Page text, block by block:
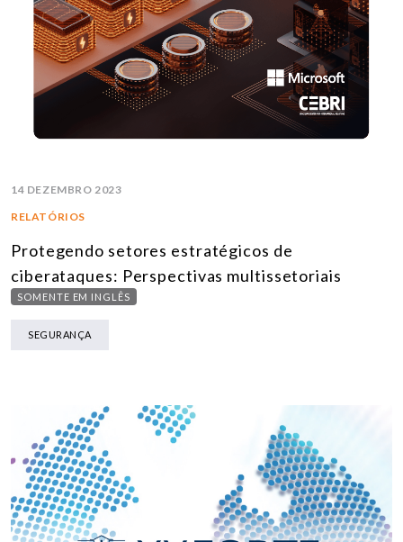
14 DEZEMBRO 2023
RELATÓRIOS
Protegendo setores estratégicos de
ciberataques: Perspectivas multissetoriais
SOMENTE EM INGLÊS
SEGURANÇA